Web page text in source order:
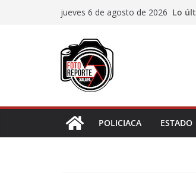
jueves 6 de agosto de 2026 Lo
POLICIACA
ESTADO